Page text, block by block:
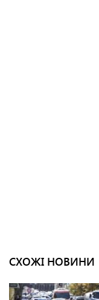
СХОЖІ НОВИНИ